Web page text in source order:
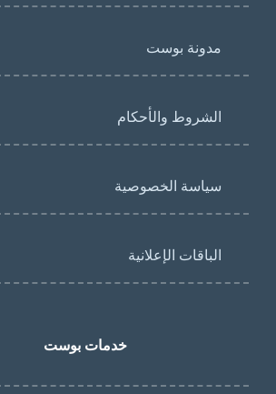
مدونة بوست
الشروط والأحكام
سياسة الخصوصية
الباقات الإعلانية
خدمات بوست